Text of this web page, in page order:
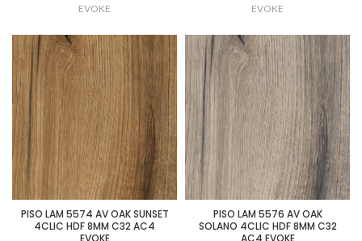
EVOKE EVOKE
PISO LAM 5574 AV OAK SUNSET
4CLIC HDF 8MM C32 AC4
EVOKE
PISO LAM 5576 AV OAK
SOLANO 4CLIC HDF 8MM C32
AC4 EVOKE